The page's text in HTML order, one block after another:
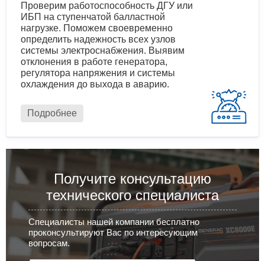
Проверим работоспособность ДГУ или
ИБП на ступенчатой балластной
нагрузке. Поможем своевременно
определить надежность всех узлов
системы электроснабжения. Выявим
отклонения в работе генератора,
регулятора напряжения и системы
охлаждения до выхода в аварию.
Подробнее
Получите консультацию
технического специалиста
Специалисты нашей компании бесплатно
проконсультируют Вас по интересующим
вопросам.